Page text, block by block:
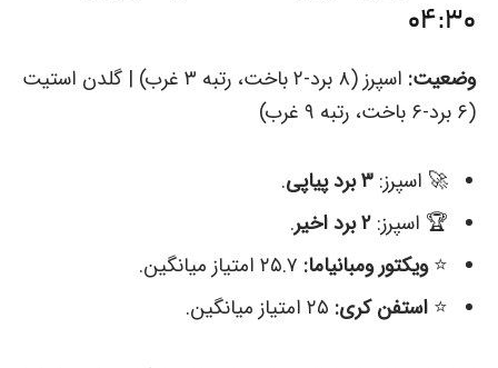
۰۴:۳۰
وضعیت:
اسپرز (۸ برد-۲ باخت، رتبه ۳ غرب) | گلدن استیت
(۶ برد-۶ باخت، رتبه ۹ غرب)
🚀 اسپرز: ۳ برد پیاپی
.
🏆 اسپرز: ۲ برد اخیر
.
⭐️ویکتور ومبانیاما:
⭐️ استفن کری: